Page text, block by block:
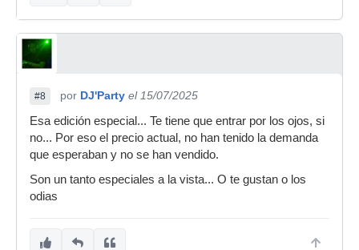
#8 por DJ'Party el 15/07/2025
Esa edición especial... Te tiene que entrar por los ojos, si
no... Por eso el precio actual, no han tenido la demanda
que esperaban y no se han vendido.
Son un tanto especiales a la vista... O te gustan o los
odias